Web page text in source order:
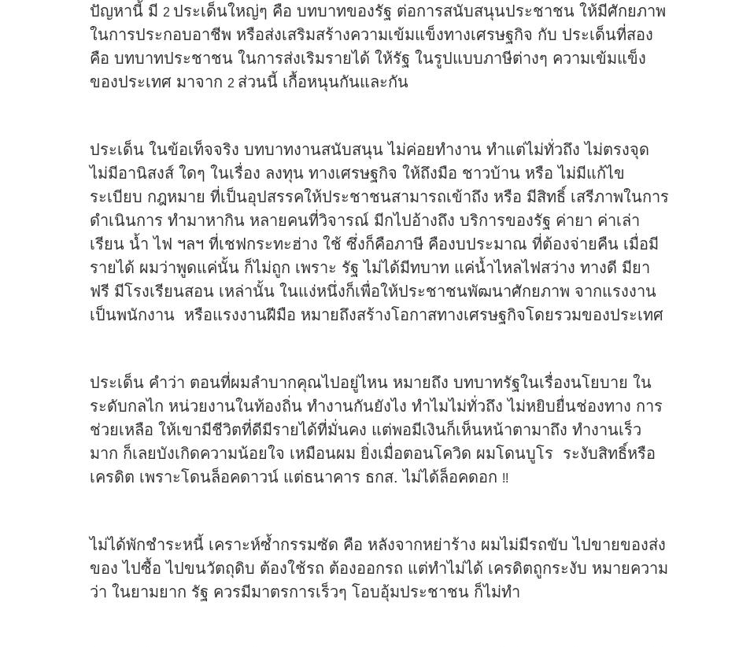
ปัญหานี้ มี 2 ประเด็นใหญ่ๆ คือ บทบาทของรัฐ ต่อการสนับสนุนประชาชน ให้มีศักยภาพ
ในการประกอบอาชีพ หรือส่งเสริมสร้างความเข้มแข็งทางเศรษฐกิจ กับ ประเด็นที่สอง
คือ บทบาทประชาชน ในการส่งเริมรายได้ ให้รัฐ ในรูปแบบภาษีต่างๆ ความเข้มแข็ง
ของประเทศ มาจาก 2 ส่วนนี้ เกื้อหนุนกันและกัน
ประเด็น ในข้อเท็จจริง บทบาทงานสนับสนุน ไม่ค่อยทำงาน ทำแต่ไม่ทั่วถึง ไม่ตรงจุด
ไม่มีอานิสงส์ ใดๆ ในเรื่อง ลงทุน ทางเศรษฐกิจ ให้ถึงมือ ชาวบ้าน หรือ ไม่มีแก้ไข
ระเบียบ กฎหมาย ที่เป็นอุปสรรคให้ประชาชนสามารถเข้าถึง หรือ มีสิทธิ์ เสรีภาพในการ
ดำเนินการ ทำมาหากิน หลายคนที่วิจารณ์ มีกไปอ้างถึง บริการของรัฐ ค่ายา ค่าเล่า
เรียน น้ำ ไฟ ฯลฯ ที่เชฟกระทะฮ่าง ใช้ ซึ่งก็คือภาษี คืองบประมาณ ที่ต้องจ่ายคืน เมื่อมี
รายได้ ผมว่าพูดแค่นั้น ก็ไม่ถูก เพราะ รัฐ ไม่ได้มีทบาท แค่น้ำไหลไฟสว่าง ทางดี มียา
ฟรี มีโรงเรียนสอน เหล่านั้น ในแง่หนึ่งก็เพื่อให้ประชาชนพัฒนาศักยภาพ จากแรงงาน
เป็นพนักงาน หรือแรงงานฝีมือ หมายถึงสร้างโอกาสทางเศรษฐกิจโดยรวมของประเทศ
ประเด็น คำว่า ตอนที่ผมลำบากคุณไปอยู่ไหน หมายถึง บทบาทรัฐในเรื่องนโยบาย ใน
ระดับกลไก หน่วยงานในท้องถิ่น ทำงานกันยังไง ทำไมไม่ทั่วถึง ไม่หยิบยื่นช่องทาง การ
ช่วยเหลือ ให้เขามีชีวิตที่ดีมีรายได้ที่มั่นคง แต่พอมีเงินก็เห็นหน้าตามาถึง ทำงานเร็ว
มาก ก็เลยบังเกิดความน้อยใจ เหมือนผม ยิ่งเมื่อตอนโควิด ผมโดนบูโร ระงับสิทธิ์หรือ
เครดิต เพราะโดนล็อคดาวน์ แต่ธนาคาร ธกส. ไม่ได้ล็อคดอก !!
ไม่ได้พักชำระหนี้ เคราะห์ซ้ำกรรมซัด คือ หลังจากหย่าร้าง ผมไม่มีรถขับ ไปขายของส่ง
ของ ไปซื้อ ไปขนวัตถุดิบ ต้องใช้รถ ต้องออกรถ แต่ทำไม่ได้ เครดิตถูกระงับ หมายความ
ว่า ในยามยาก รัฐ ควรมีมาตรการเร็วๆ โอบอุ้มประชาชน ก็ไม่ทำ